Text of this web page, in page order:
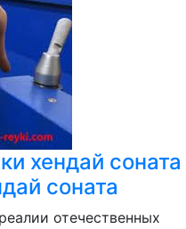
хендай соната
соната
отечественных